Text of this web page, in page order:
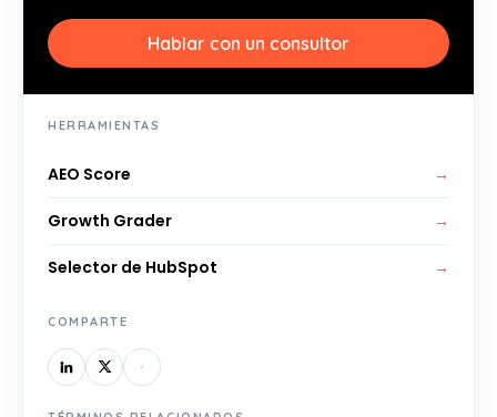
Hablar con un consultor
HERRAMIENTAS
AEO Score →
Growth Grader →
Selector de HubSpot →
COMPARTE